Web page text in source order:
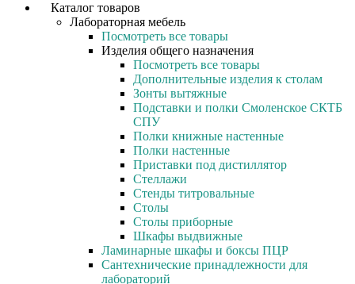
Каталог товаров
Лабораторная мебель
Посмотреть все товары
Изделия общего назначения
Посмотреть все товары
Дополнительные изделия к столам
Зонты вытяжные
Подставки и полки Смоленское СКТБ
СПУ
Полки книжные настенные
Полки настенные
Приставки под дистиллятор
Стеллажи
Стенды титровальные
Столы
Столы приборные
Шкафы выдвижные
Ламинарные шкафы и боксы ПЦР
Сантехнические принадлежности для
лабораторий